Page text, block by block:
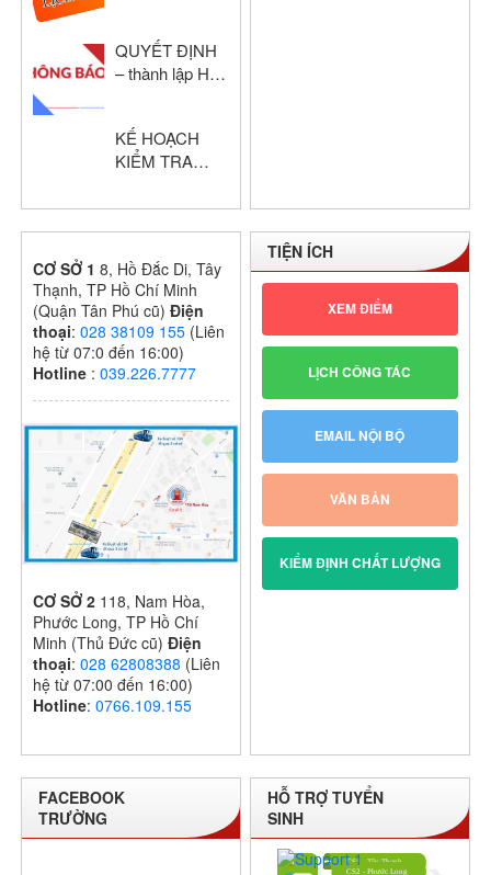
NĂM HỌC:
2024 – 2025
QUYẾT ĐỊNH
– thành lập Hội
giỏi cấp trường
KẾ HOẠCH
KIỂM TRA
I – KHỐI THPT
NĂM HỌC:
CƠ SỞ 18, Hồ Đắc Di, Tây
Thạnh, TP Hồ Chí Minh
(Quận Tân Phú cũ) Điện
thoại:028 38109 155 (Liên
hệ từ 07:0 đến 16:00)
Hotline :039.226.7777
CƠ SỞ 2 118, Nam Hòa,
Phước Long, TP Hồ Chí
Minh (Thủ Đức cũ) Điện
thoại:028 62808388 (Liên
hệ từ 07:00 đến 16:00)
Hotline:0766.109.155
TIỆN ÍCH
XEM ĐIỂM
LỊCH CÔNG TÁC
EMAIL NỘI BỘ
VĂN BẢN
KIỂM ĐỊNH CHẤT LƯỢNG
FACEBOOK
TRƯỜNG
HỖ TRỢ TUYỂN
SINH